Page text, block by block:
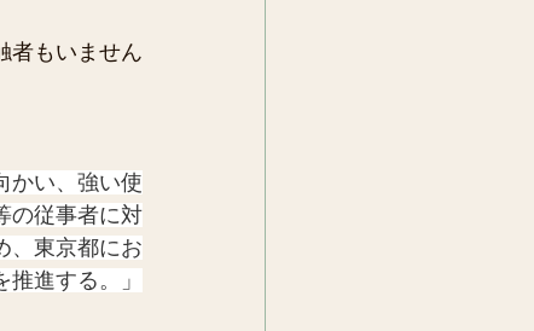
者もいません
かい、強い使
の従事者に対
、東京都にお
進する。」